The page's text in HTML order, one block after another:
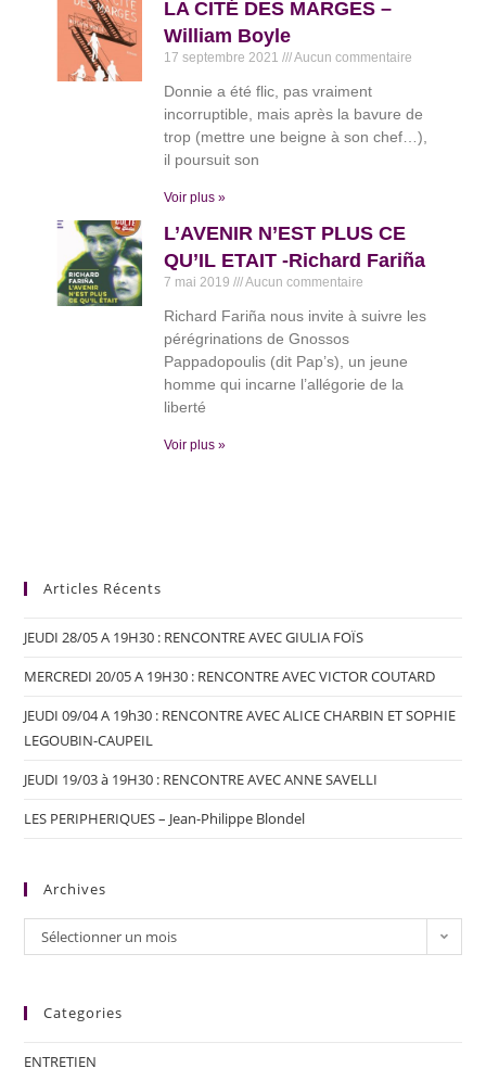
LA CITÉ DES MARGES –
William Boyle
17 septembre 2021 Aucun commentaire
Donnie a été flic, pas vraiment
incorruptible, mais après la bavure de
trop (mettre une beigne à son chef…),
il poursuit son
Voir plus »
L’AVENIR N’EST PLUS CE
QU’IL ETAIT -Richard Fariña
7 mai 2019 Aucun commentaire
Richard Fariña nous invite à suivre les
pérégrinations de Gnossos
Pappadopoulis (dit Pap’s), un jeune
homme qui incarne l’allégorie de la
liberté
Voir plus »
Articles Récents
JEUDI 28/05 A 19H30 : RENCONTRE AVEC GIULIA FOÏS
MERCREDI 20/05 A 19H30 : RENCONTRE AVEC VICTOR COUTARD
JEUDI 09/04 A 19h30 : RENCONTRE AVEC ALICE CHARBIN ET SOPHIE
LEGOUBIN-CAUPEIL
JEUDI 19/03 à 19H30 : RENCONTRE AVEC ANNE SAVELLI
LES PERIPHERIQUES – Jean-Philippe Blondel
Archives
Sélectionner un mois
Categories
ENTRETIEN